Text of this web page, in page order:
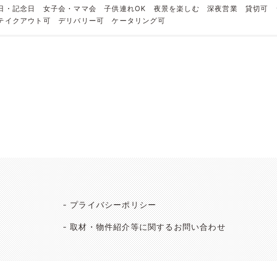
・記念日 女子会・ママ会 子供連れOK 夜景を楽しむ 深夜営業 貸切可
イクアウト可 デリバリー可 ケータリング可
プライバシーポリシー
取材・物件紹介等に関するお問い合わせ